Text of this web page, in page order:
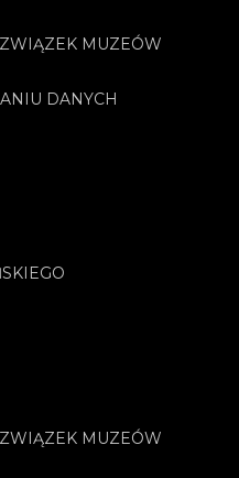
MUZEÓW
DANYCH
MUZEÓW